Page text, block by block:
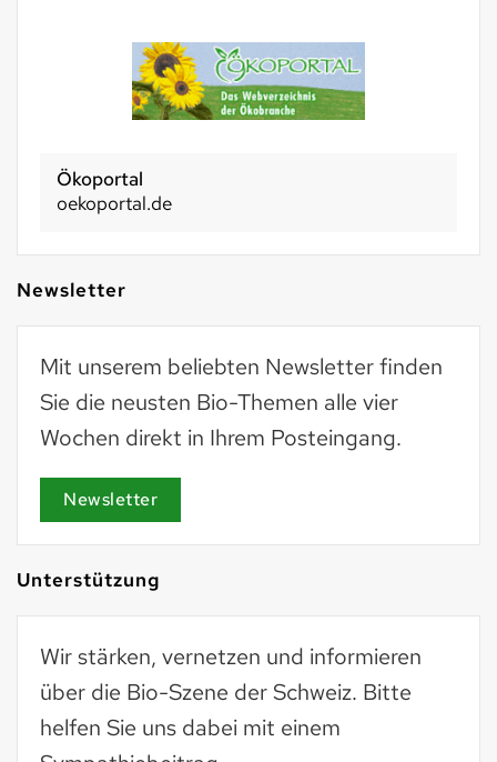
Ökoportal
oekoportal.de
Newsletter
Mit unserem beliebten Newsletter finden
Sie die neusten Bio-Themen alle vier
Wochen direkt in Ihrem Posteingang.
Newsletter
Unterstützung
Wir stärken, vernetzen und informieren
über die Bio-Szene der Schweiz. Bitte
helfen Sie uns dabei mit einem